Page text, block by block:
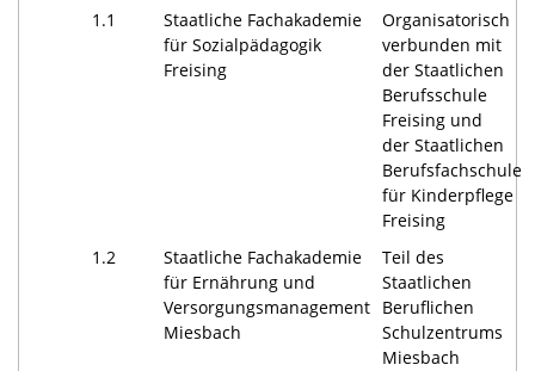
1.1
Staatliche Fachakademie
für Sozialpädagogik
Freising
Organisatorisch
verbunden mit
der Staatlichen
Berufsschule
Freising und
der Staatlichen
Berufsfachschule
für Kinderpflege
Freising
1.2
Staatliche Fachakademie
für Ernährung und
Versorgungsmanagement
Miesbach
Teil des
Staatlichen
Beruflichen
Schulzentrums
Miesbach